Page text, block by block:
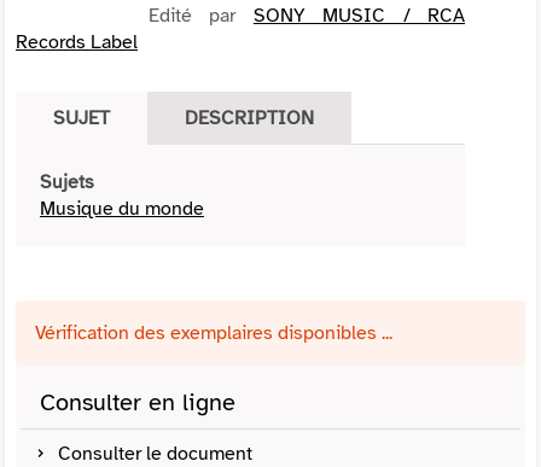
Edité par SONY MUSIC / RCA
Records Label
SUJET DESCRIPTION
Sujets
Musique du monde
Vérification des exemplaires disponibles ...
Consulter en ligne
Consulter le document